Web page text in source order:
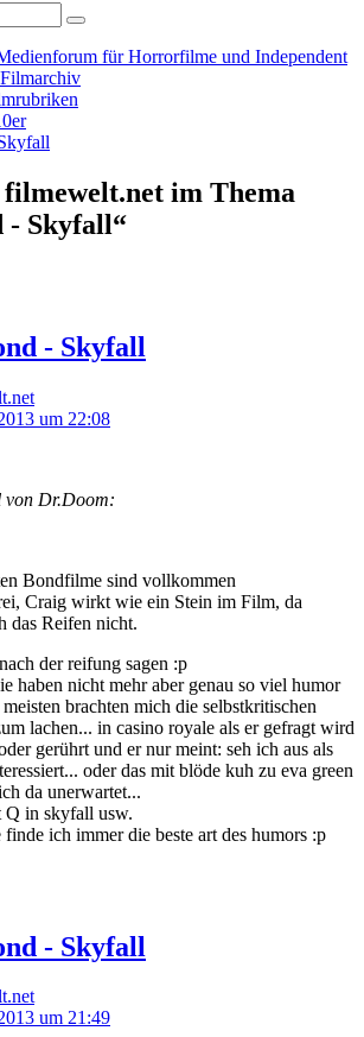
für Horrorfilme und Independent
im Thema
- Skyfall“
- Skyfall
um 22:08
Dr.Doom:
Bondfilme sind vollkommen
Craig wirkt wie ein Stein im Film, da
das Reifen nicht.
der reifung sagen :p
haben nicht mehr aber genau so viel humor
brachten mich die selbstkritischen
lachen... in casino royale als er gefragt wird
gerührt und er nur meint: seh ich aus als
oder das mit blöde kuh zu eva green
da unerwartet...
Q in skyfall usw.
finde ich immer die beste art des humors :p
- Skyfall
um 21:49